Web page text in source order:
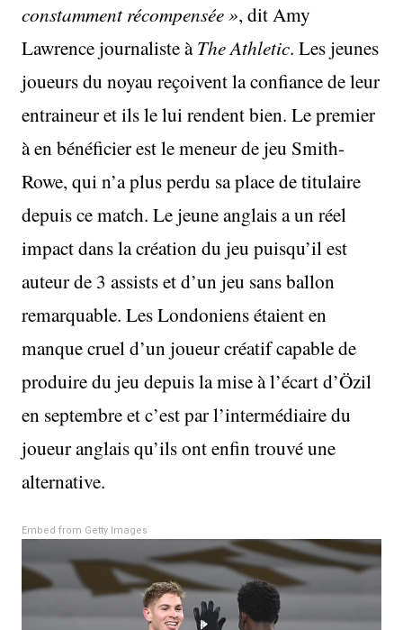
constamment récompensée », dit Amy
Lawrence journaliste àThe Athletic. Les jeunes
joueurs du noyau reçoivent la confiance de leur
entraineur et ils le lui rendent bien. Le premier
à en bénéficier est le meneur de jeu Smith-
Rowe, qui n’a plus perdu sa place de titulaire
depuis ce match. Le jeune anglais a un réel
impact dans la création du jeu puisqu’il est
auteur de 3 assists et d’un jeu sans ballon
remarquable. Les Londoniens étaient en
manque cruel d’un joueur créatif capable de
produire du jeu depuis la mise à l’écart d’Özil
en septembre et c’est par l’intermédiaire du
joueur anglais qu’ils ont enfin trouvé une
alternative.
Embed from Getty Images